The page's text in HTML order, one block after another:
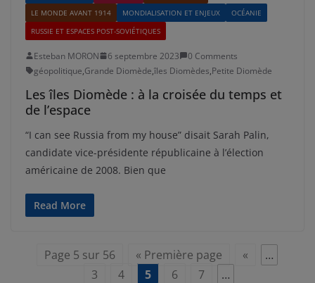
LE MONDE AVANT 1914
MONDIALISATION ET ENJEUX
OCÉANIE
RUSSIE ET ESPACES POST-SOVIÉTIQUES
Esteban MORON 6 septembre 2023
0 Comments
géopolitique,Grande Diomède,îles Diomèdes,Petite Diomède
Les îles Diomède : à la croisée du temps et
de l’espace
“I can see Russia from my house” disait Sarah Palin,
candidate vice-présidente républicaine à l’élection
américaine de 2008. Bien que
Read More
Page 5 sur 56 « Première page «
…
3
4 5 6 7
…